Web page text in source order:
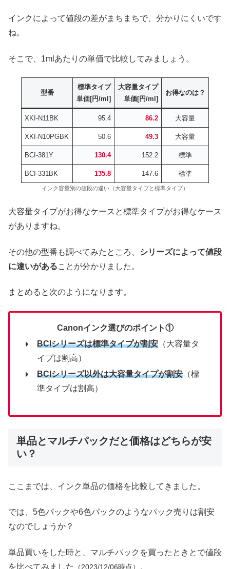
インクによって値段の差がまちまちで、分かりにくいです
ね。
そこで、1mlあたりの単価で比較してみましょう。
型番
標準タイプ
単価[円/ml]
大容量タイプ
単価[円/ml]
お得なのは？
XKI-N11BK 95.4 86.2 大容量
XKI-N10PGBK 50.6 49.3 大容量
BCI-381Y 130.4 152.2 標準
BCI-331BK 135.8 147.6 標準
インク容量別の値段の違い（大容量タイプと標準タイプ）
大容量タイプがお得なケースと標準タイプがお得なケース
がありますね。
その他の型番も調べてみたところ、 シリーズによって値段
に違いがあることが分かりました。
まとめると次のようになります。
Canonインク選びのポイント①
BCIシリーズは標準タイプが割安 （大容量タ
イプは割高）
BCIシリーズ以外は大容量タイプが割安 （標
準タイプは割高）
単品とマルチパックだと価格はどちらが安
い？
ここまでは、インク単品の価格を比較してきました。
では、5色パックや6色パックのようなパック売りは割安
なのでしょうか？
単品買いをした時と、マルチパックを買ったときとで値段
を比べてみました
（2023/12/06時点） 。